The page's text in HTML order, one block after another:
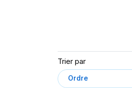
Trier par